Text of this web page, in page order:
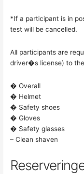
*If a participant is in
test will be cancelled.
All participants are
driver�s license) to
� Overall
� Helmet
� Safety shoes
� Gloves
� Safety glasses
– Clean shaven